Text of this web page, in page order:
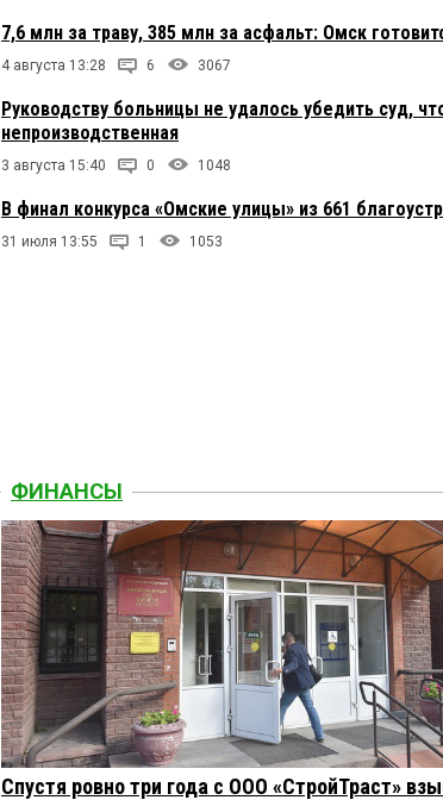
7,6 млн за траву, 385 млн за асфальт: Омск
4 августа 13:28 6 3067
Руководству больницы не удалось убедить суд,
непроизводственная
3 августа 15:40 0 1048
В финал конкурса «Омские улицы» из 661
31 июля 13:55 1 1053
ФИНАНСЫ
Спустя ровно три года с ООО «СтройТраст»